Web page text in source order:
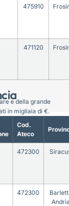
475910
471120
Cod.
Ateco
472300
472300
e della grande
in migliaia di €.